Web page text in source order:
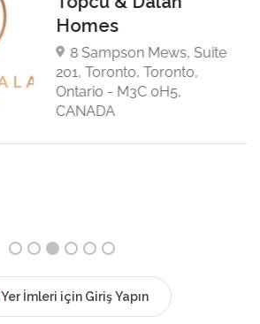
Homes
8 Sampson Mews, Suite
201, Toronto, Toronto,
Ontario - M3C 0H5,
CANADA
Yer İmleri için Giriş Yapın